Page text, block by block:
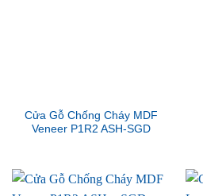
Cửa Gỗ Chống Cháy MDF
Veneer P1R2 ASH-SGD